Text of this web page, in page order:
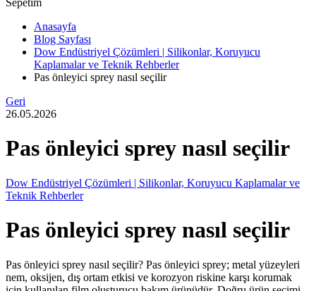
Sepetim
Anasayfa
Blog Sayfası
Dow Endüstriyel Çözümleri | Silikonlar, Koruyucu
Kaplamalar ve Teknik Rehberler
Pas önleyici sprey nasıl seçilir
Geri
26.05.2026
Pas önleyici sprey nasıl seçilir
Dow Endüstriyel Çözümleri | Silikonlar, Koruyucu Kaplamalar ve
Teknik Rehberler
Pas önleyici sprey nasıl seçilir
Pas önleyici sprey nasıl seçilir? Pas önleyici sprey; metal yüzeyleri
nem, oksijen, dış ortam etkisi ve korozyon riskine karşı korumak